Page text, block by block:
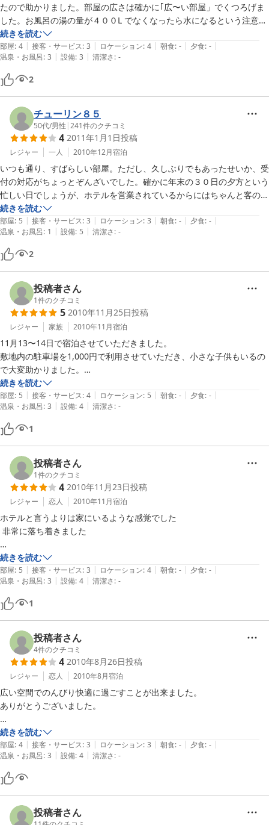
ビジネスホテルで短期でただ寝られればよく広さを求めなければ、日吉
町駅前の「ドルフ静岡」の方をお勧めします。朝食バイキング、夕軽食
と１時間の飲み放題がついて値段はさほど変わりません。会社の同僚が
たので助かりました。部屋の広さは確かに｢広〜い部屋」でくつろげま
した。お風呂の湯の量が４００L でなくなったら水になるという注意書
きがあり、びくびくしながら入浴しましたが、普通に使えば充分足りる
量のようでした。こういうタイプのお宿ははじめてで、ドキドキしまし
たが、また利用させていただくかも、よろしくお願いします。
続きを読む
部屋: 4 | 接客・サービス: 3 | ロケーション: 4 | 朝食: - | 夕食: - |
温泉・お風呂: 3 | 設備: 3 | 清潔さ: -
2
チューリン８５
50代/男性 |241件のクチコミ
4 2011年1月1日投稿
レジャー 一人 2010年12月宿泊
いつも通り、すばらしい部屋。ただし、久しぶりでもあったせいか、受
付の対応がちょっとぞんざいでした。確かに年末の３０日の夕方という
忙しい日でしょうが、ホテルを営業されているからにはちゃんと客の対
応をお願いしたいと思います。しかも、部屋にはドアのところに「チェ
ックアウトするときはカンにカードを入れて」との乱暴な書き付けがテ
ープで貼り付けてある始末。さすがにホテルを名乗るもののやることで
はないでしょう。前に来たときは丁寧な男性だったのですが、今回は何
か怒っているような女性でした。仕事をしたくないなら休んでくださ
い。その方がこちらも不愉快な思いをしなくてすみます。素晴らしい部
屋でよく利用していただけに残念です。もうひとつ、通された部屋が１
階の受付の隣。朝は上の部屋、廊下の足音で目が覚めました。何か構造
が他の部屋と違うように思えます。こういう部屋は最近では「ワケあ
り」と前置きするものではないでしょうか。今回はとても残念でした。
次回に期待したいとは思いますが…。
続きを読む
部屋: 5 | 接客・サービス: 3 | ロケーション: 3 | 朝食: - | 夕食: - |
温泉・お風呂: 1 | 設備: 5 | 清潔さ: -
2
投稿者さん
1件のクチコミ
5 2010年11月25日投稿
レジャー 家族 2010年11月宿泊
11月13〜14日で宿泊させていただきました。
敷地内の駐車場を1,000円で利用させていただき、小さな子供もいるの
で大変助かりました。
布団を持参して床でも寝ましたが、静岡自体が暖かいところなので、寒
さはそれほど気になりませんでした。
駅前も十分に徒歩圏内だし、ホビーフェアに行くにも便利でした。
学生時代に住んでいて土地勘もあり迷わずに行けましたが、一方通行が
多く、ちょっと分かりづらいかもしれません。
また静岡に行くことがあれば利用したいです。
続きを読む
部屋: 5 | 接客・サービス: 4 | ロケーション: 5 | 朝食: - | 夕食: - |
温泉・お風呂: 3 | 設備: 4 | 清潔さ: -
1
投稿者さん
1件のクチコミ
4 2010年11月23日投稿
レジャー 恋人 2010年11月宿泊
ホテルと言うよりは家にいるような感覚でした
非常に落ち着きました
洗濯機や乾燥機もあり 便利で助かります 外出も２４時間オッケーだし
近くにコンビニからファミレスもあり良かったです
次もまた是非利用しようと思います
【ご利用の宿泊プラン】
カップル・ご夫婦　ペアキャンペーン　子供添寝無料
＊ 【２９平米】かわいい♪広〜い部屋 セミダブル＊
続きを読む
部屋: 5 | 接客・サービス: 3 | ロケーション: 4 | 朝食: - | 夕食: - |
温泉・お風呂: 3 | 設備: 4 | 清潔さ: -
1
投稿者さん
4件のクチコミ
4 2010年8月26日投稿
レジャー 恋人 2010年8月宿泊
広い空間でのんびり快適に過ごすことが出来ました。
ありがとうございました。
【ご利用の宿泊プラン】
○ｏ。わたしの愛　ぬくもり胸キュン　広〜い美プランｏ。○　無印良
品ベッド
＊ 【２９平米】かわいい♪広〜い部屋 セミダブル＊
続きを読む
部屋: 4 | 接客・サービス: 3 | ロケーション: 3 | 朝食: - | 夕食: - |
温泉・お風呂: 3 | 設備: 4 | 清潔さ: -
投稿者さん